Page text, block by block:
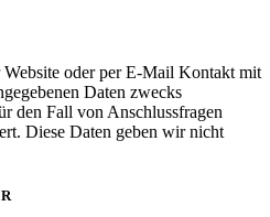
oder per E-Mail Kontakt mit
Daten zwecks
den Fall von Anschlussfragen
Diese Daten geben wir nicht